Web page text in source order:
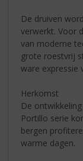
De druiven
verwerkt. Voor
van moderne
grote roestvrij
ware expressie
Herkomst
De
Portillo serie
bergen
warme dagen.